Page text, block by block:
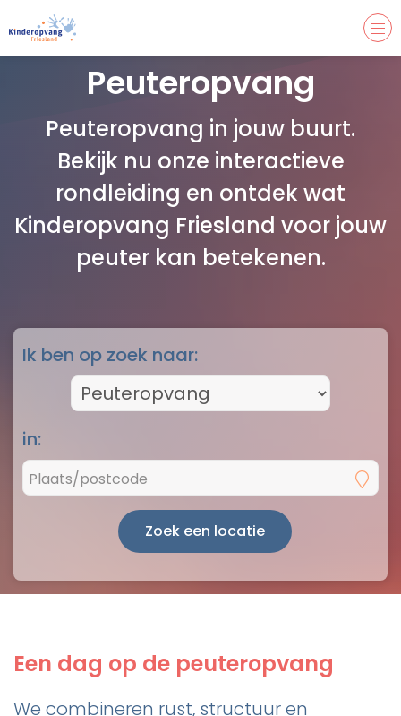
Peuteropvang
Peuteropvang in jouw buurt.
Bekijk nu onze interactieve
rondleiding en ontdek wat
Kinderopvang Friesland voor jouw
peuter kan betekenen.
Ik ben op zoek naar:
in:
Zoek een locatie
Een dag op de peuteropvang
We combineren rust, structuur en